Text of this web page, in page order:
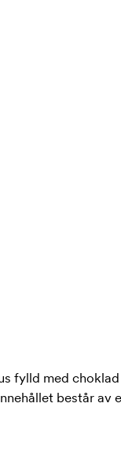
fylld med
består av